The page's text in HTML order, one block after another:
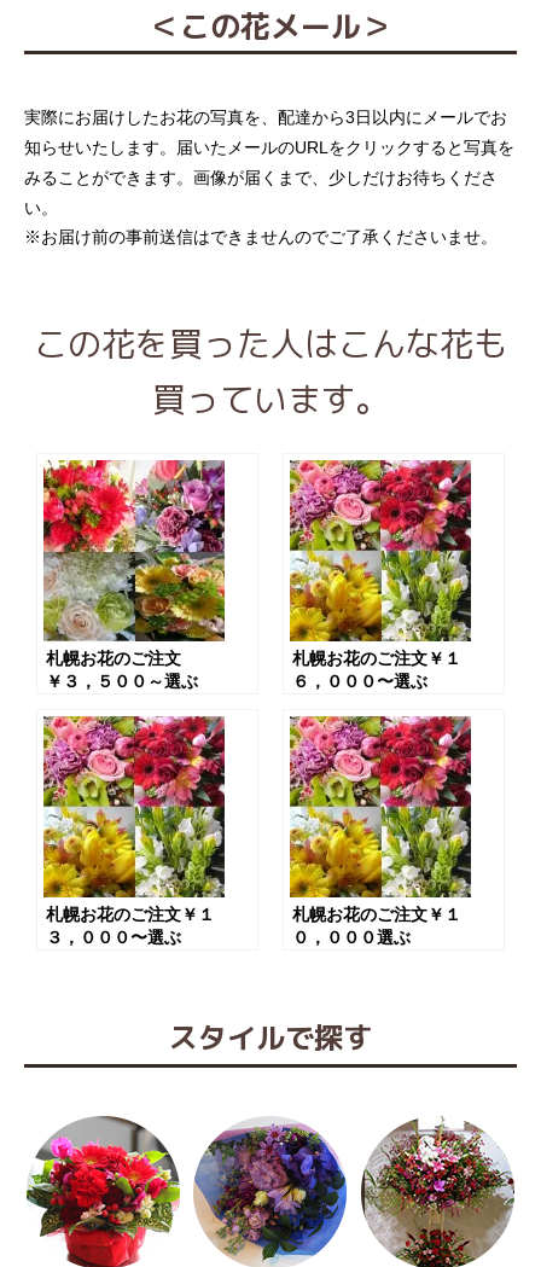
＜この花メール＞
実際にお届けしたお花の写真を、配達から3日以内にメールでお
知らせいたします。届いたメールのURLをクリックすると写真を
みることができます。画像が届くまで、少しだけお待ちくださ
い。
※お届け前の事前送信はできませんのでご了承くださいませ。
この花を買った人はこんな花も
買っています。
札幌お花のご注文
￥３，５００～選ぶ
札幌お花のご注文￥１
６，０００〜選ぶ
札幌お花のご注文￥１
３，０００〜選ぶ
札幌お花のご注文￥１
０，０００選ぶ
スタイルで探す